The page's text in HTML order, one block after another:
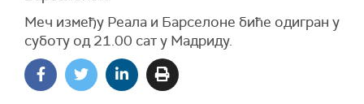
Меч између Реала и Барселоне биће одигран у
суботу од 21.00 сат у Мадриду.